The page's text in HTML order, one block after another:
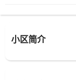
小区简介